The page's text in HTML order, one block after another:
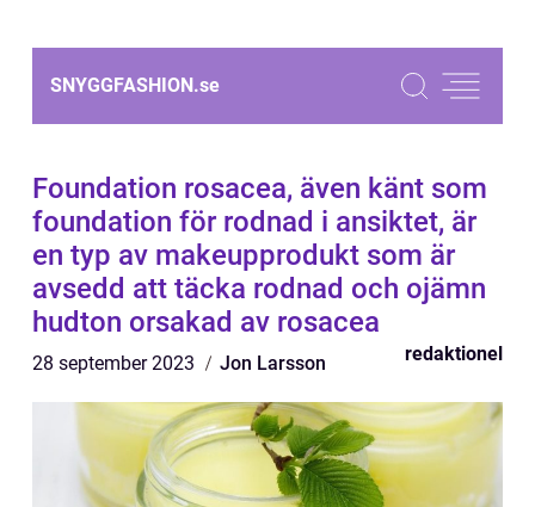
SNYGGFASHION.se
Foundation rosacea, även känt som
foundation för rodnad i ansiktet, är
en typ av makeupprodukt som är
avsedd att täcka rodnad och ojämn
hudton orsakad av rosacea
28 september 2023 Jon Larsson redaktionel